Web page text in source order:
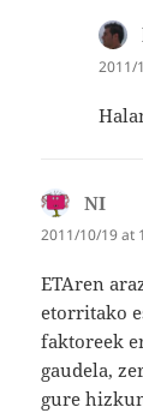
2011/
NI
2011/10/19 at
ETAren
etorritako
faktoreek
gaudela,
gure